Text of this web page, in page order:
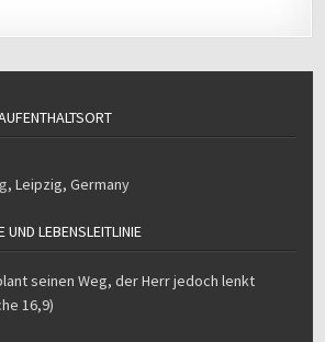
,Leipzig,Germany
UND LEBENSLEITLINIE
seinen Weg, der Herr jedoch lenkt
16,9)